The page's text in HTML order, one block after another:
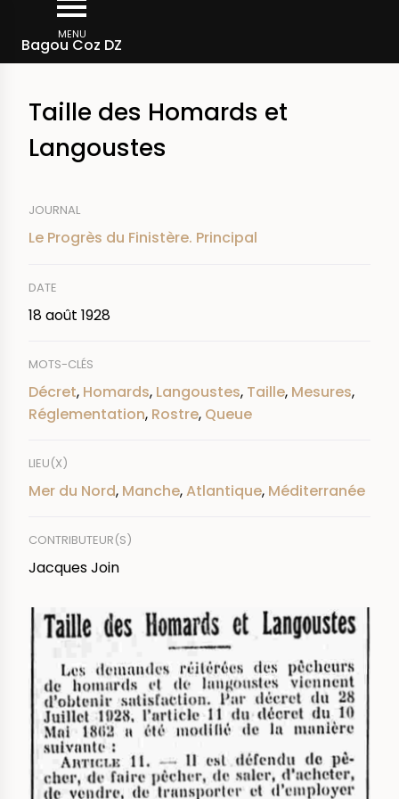
contenu
MENU
Bagou Coz DZ
d'Ariane
Rechercher dans la presse
Taille des Homards et
Langoustes
JOURNAL
Le Progrès du Finistère. Principal
DATE
18 août 1928
MOTS-CLÉS
Décret, Homards, Langoustes, Taille, Mesures,
Réglementation, Rostre, Queue
LIEU(X)
Mer du Nord, Manche,Atlantique, Méditerranée
CONTRIBUTEUR(S)
Jacques Join
IMAGE